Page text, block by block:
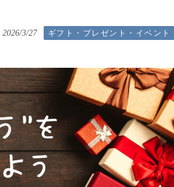
2026/3/27 ギフト・プレゼント・イベント